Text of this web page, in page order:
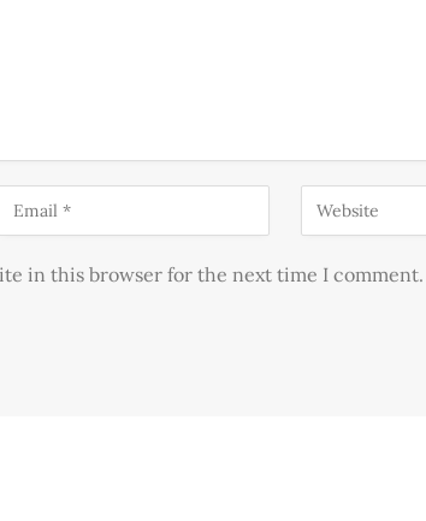
in this browser for the next time I comment.